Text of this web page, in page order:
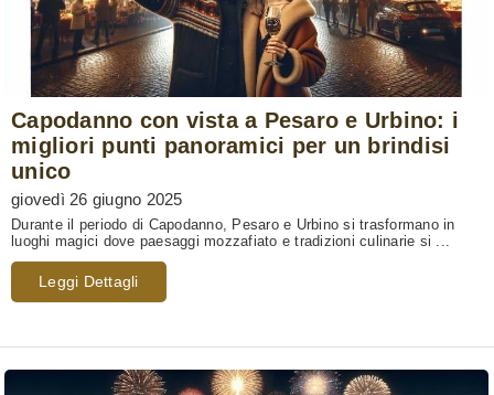
Capodanno con vista a Pesaro e Urbino: i
migliori punti panoramici per un brindisi
unico
giovedì 26 giugno 2025
Durante il periodo di Capodanno, Pesaro e Urbino si trasformano in
luoghi magici dove paesaggi mozzafiato e tradizioni culinarie si ...
Leggi Dettagli